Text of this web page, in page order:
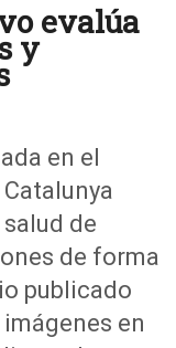
evalúa
y
en el
de
de forma
publicado
en